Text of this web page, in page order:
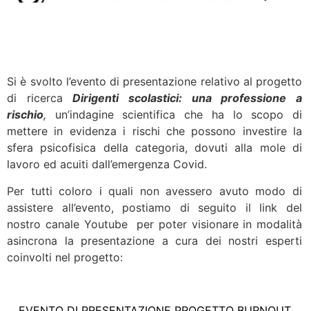
Si è svolto l’evento di presentazione relativo al progetto
di ricercaDirigenti scolastici: una professione a
rischio, un’indagine scientifica che ha lo scopo di
mettere in evidenza i rischi che possono investire la
sfera psicofisica della categoria, dovuti alla mole di
lavoro ed acuiti dall’emergenza Covid.
Per tutti coloro i quali non avessero avuto modo di
assistere all’evento, postiamo di seguito il link del
nostro canale Youtube per poter visionare in modalità
asincrona la presentazione a cura dei nostri esperti
coinvolti nel progetto: